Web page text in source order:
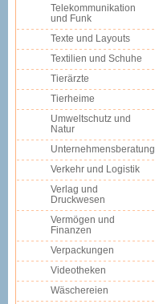
Telekommunikation
und Funk
Texte und Layouts
Textilien und Schuhe
Tierärzte
Tierheime
Umweltschutz und
Natur
Unternehmensberatung
Verkehr und Logistik
Verlag und
Druckwesen
Vermögen und
Finanzen
Verpackungen
Videotheken
Wäschereien